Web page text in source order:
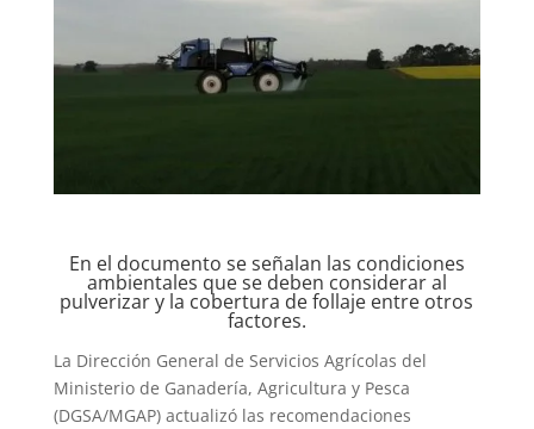
En el documento se señalan las condiciones
ambientales que se deben considerar al
pulverizar y la cobertura de follaje entre otros
factores.
La Dirección General de Servicios Agrícolas del
Ministerio de Ganadería, Agricultura y Pesca
(DGSA/MGAP) actualizó las recomendaciones